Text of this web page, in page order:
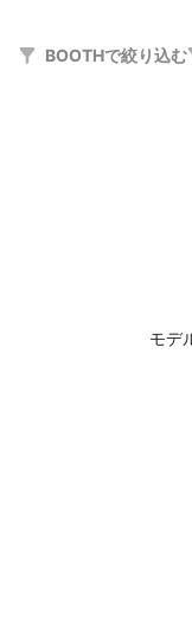
BOOTHで絞り込む
モデ